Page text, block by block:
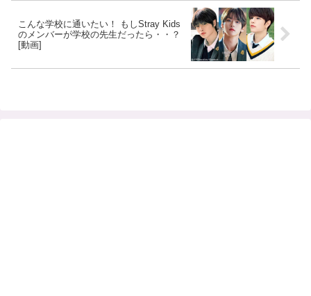
こんな学校に通いたい！ もしStray Kids
のメンバーが学校の先生だったら・・？
[動画]